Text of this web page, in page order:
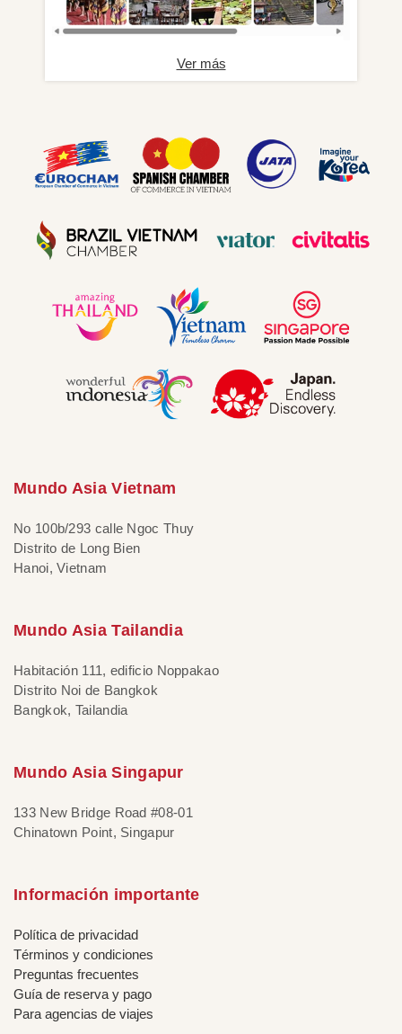
Ver más
Mundo Asia Vietnam
No 100b/293 calle Ngoc Thuy
Distrito de Long Bien
Hanoi, Vietnam
Mundo Asia Tailandia
Habitación 111, edificio Noppakao
Distrito Noi de Bangkok
Bangkok, Tailandia
Mundo Asia Singapur
133 New Bridge Road #08-01
Chinatown Point, Singapur
Información importante
Política de privacidad
Términos y condiciones
Preguntas frecuentes
Guía de reserva y pago
Para agencias de viajes